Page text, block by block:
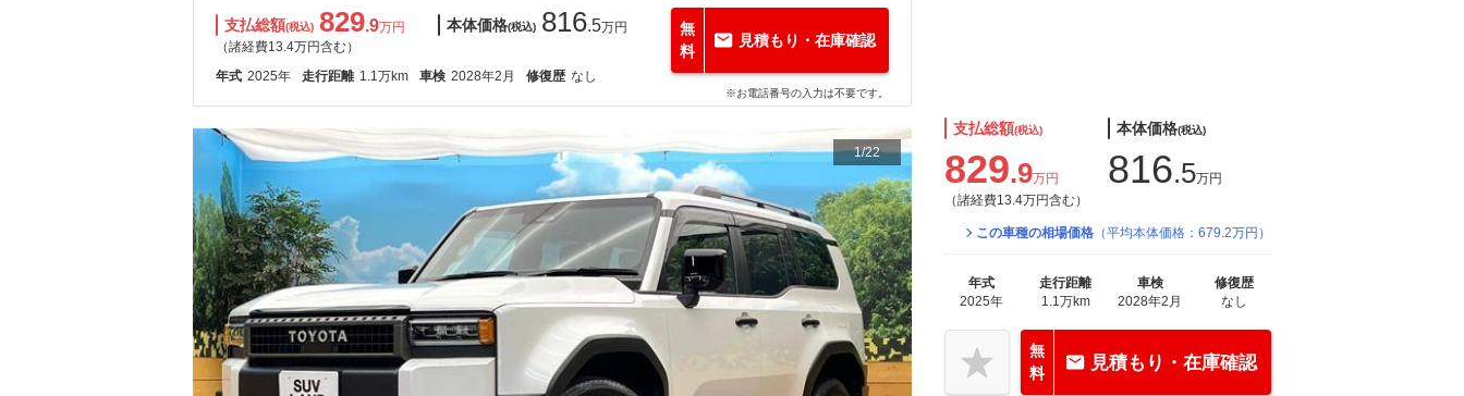
支払総額(税込) 829.9万円
（諸経費13.4万円含む）
本体価格(税込) 816.5万円
年式 2025年 走行距離 1.1万km 車検 2028年2月 修復歴 なし
無
料
見積もり・在庫確認
※お電話番号の入力は不要です。
1/22
支払総額(税込)
829.9万円
（諸経費13.4万円含む）
本体価格(税込)
816.5万円
この車種の相場価格 （平均本体価格：679.2万円）
年式
2025年
走行距離
1.1万km
車検
2028年2月
修復歴
なし
無
料
見積もり・在庫確認